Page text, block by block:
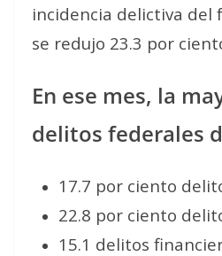
incidencia delictiva del
se redujo 23.3 por
En ese mes, la
delitos federales
17.7 por ciento
22.8 por ciento
15.1 delitos